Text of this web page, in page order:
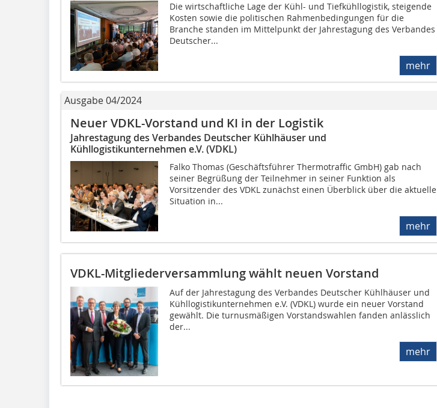
Die wirtschaftliche Lage der Kühl- und Tiefkühllogistik, steigende
Kosten sowie die politischen Rahmenbedingungen für die
Branche standen im Mittelpunkt der Jahrestagung des Verbandes
Deutscher...
mehr
Ausgabe 04/2024
Neuer VDKL-Vorstand und KI in der Logistik
Jahrestagung des Verbandes Deutscher Kühlhäuser und
Kühllogistikunternehmen e.V. (VDKL)
Falko Thomas (Geschäftsführer Thermotraffic GmbH) gab nach
seiner Begrüßung der Teilnehmer in seiner Funktion als
Vorsitzender des VDKL zunächst einen Überblick über die aktuelle
Situation in...
mehr
VDKL-Mitgliederversammlung wählt neuen Vorstand
Auf der Jahrestagung des Verbandes Deutscher Kühlhäuser und
Kühllogistikunternehmen e.V. (VDKL) wurde ein neuer Vorstand
gewählt. Die turnusmäßigen Vorstandswahlen fanden anlässlich
der...
mehr